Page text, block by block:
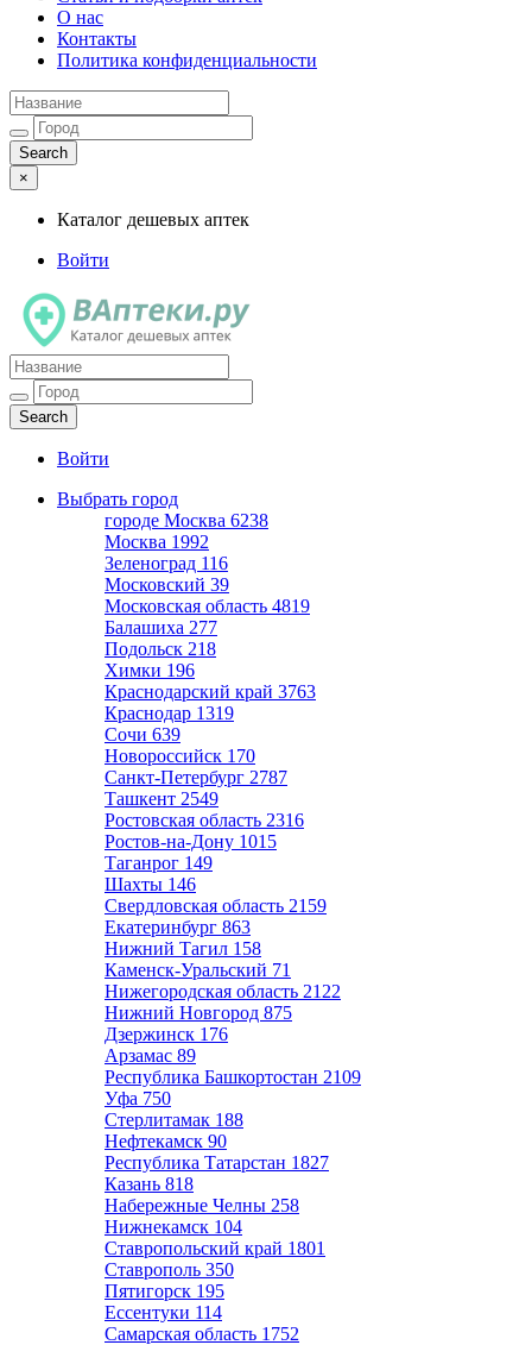
О нас
Контакты
Политика конфиденциальности
×
Каталог дешевых аптек
Войти
Каталог дешевых аптек
Войти
Выбрать город
городе Москва 6238
Москва 1992
Зеленоград 116
Московский 39
Московская область 4819
Балашиха 277
Подольск 218
Химки 196
Краснодарский край 3763
Краснодар 1319
Сочи 639
Новороссийск 170
Санкт-Петербург 2787
Ташкент 2549
Ростовская область 2316
Ростов-на-Дону 1015
Таганрог 149
Шахты 146
Свердловская область 2159
Екатеринбург 863
Нижний Тагил 158
Каменск-Уральский 71
Нижегородская область 2122
Нижний Новгород 875
Дзержинск 176
Арзамас 89
Республика Башкортостан 2109
Уфа 750
Стерлитамак 188
Нефтекамск 90
Республика Татарстан 1827
Казань 818
Набережные Челны 258
Нижнекамск 104
Ставропольский край 1801
Ставрополь 350
Пятигорск 195
Ессентуки 114
Самарская область 1752